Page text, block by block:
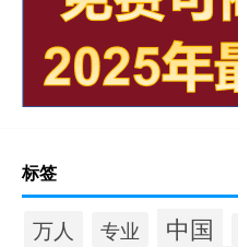
标签
万人 专业 中国